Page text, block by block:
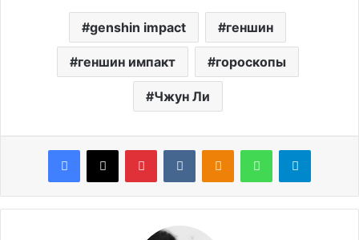
genshin impact геншин
геншин импакт гороскопы
Чжун Ли